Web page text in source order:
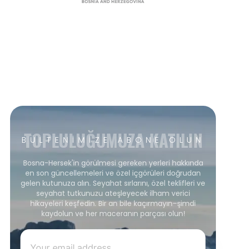
BÜLTENIMIZE ABONE OLUN
TOPLULUĞUMUZA KATILIN
Bosna-Hersek'in görülmesi gereken yerleri hakkında
en son güncellemeleri ve özel içgörüleri doğrudan
gelen kutunuza alın. Seyahat sırlarını, özel teklifleri ve
seyahat tutkunuzu ateşleyecek ilham verici
hikayeleri keşfedin. Bir an bile kaçırmayın–şimdi
kaydolun ve her maceranın parçası olun!